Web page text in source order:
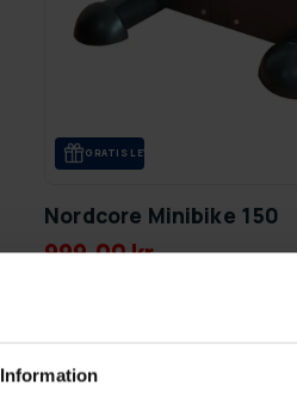
Information
GRA­TIS LE­VE­RANS
Nordcore Minibike 150
999,00 kr